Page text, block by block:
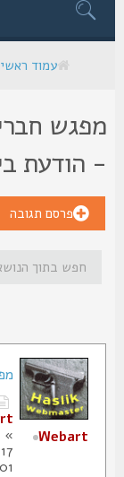
עמוד ראשי
חברי
פרסם תגובה
מפגש
על
»
2017,
23:01
Webart